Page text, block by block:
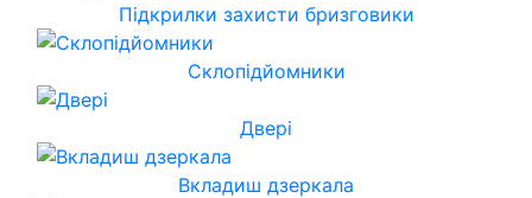
Підкрилки захисти бризговики
Склопідйомники
Двері
Вкладиш дзеркала